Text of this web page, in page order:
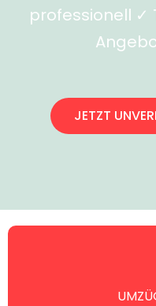
professionell ✓
JETZT